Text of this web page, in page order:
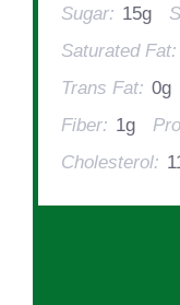
Sugar: 15g
Saturated Fat:
Trans Fat: 0g
Fiber: 1g
Cholesterol: